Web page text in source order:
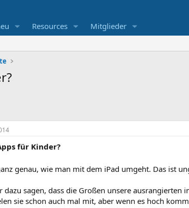
Resources Mitglieder
für Kinder?
genau, wie man mit dem iPad umgeht. Das ist
dazu sagen, dass die Großen unsere
sie schon auch mal mit, aber wenn es hoch